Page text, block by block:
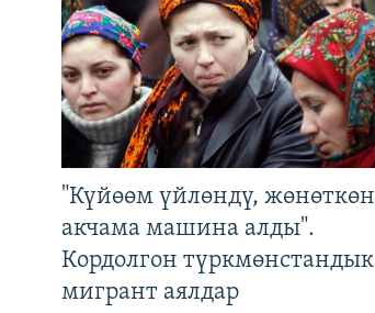
"Күйөөм үйлөндү, жөнөткөн
акчама машина алды".
Кордолгон түркмөнстандык
мигрант аялдар